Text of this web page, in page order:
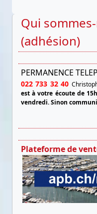
Qui
(adhésion)
PERMANENCE
022 733 32 40
est à votre écoute de
vendredi.Sinon
Plateforme de